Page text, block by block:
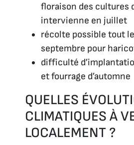
floraison des cultures
intervienne en juillet
récolte possible tout
septembre pour
difficulté
et fourrage d’automne
QUELLES
CLIMATIQUES À
LOCALEMENT ?